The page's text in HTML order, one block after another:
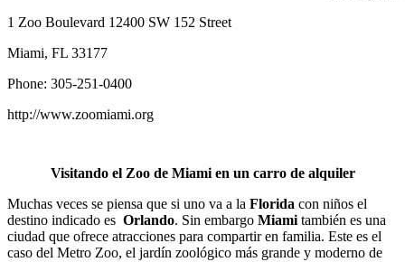
1 Zoo Boulevard 12400 SW 152 Street
Miami, FL 33177
Phone: 305-251-0400
http://www.zoomiami.org
Visitando el Zoo de Miami en un carro de alquiler
Muchas veces se piensa que si uno va a la Florida con niños el
destino indicado es Orlando. Sin embargo Miami también es una
ciudad que ofrece atracciones para compartir en familia. Este es el
caso del Metro Zoo, el jardín zoológico más grande y moderno de